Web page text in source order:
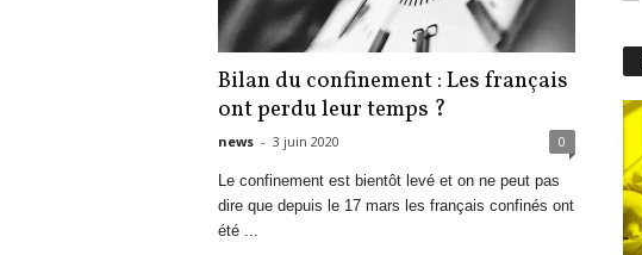
Bilan du confinement : Les français
ont perdu leur temps ?
news - 3 juin 2020 0
Le confinement est bientôt levé et on ne peut pas
dire que depuis le 17 mars les français confinés ont
été ...